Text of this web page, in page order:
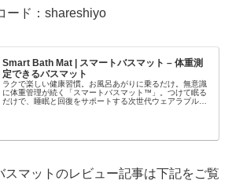
ード：shareshiyo
Smart Bath Mat | スマートバスマット – 体重測
定できるバスマット
ラクで楽しい健康習慣。お風呂あがりに乗るだけ。無意識
に体重管理が続く「スマートバスマット™」。つけて眠る
だけで、睡眠と回復をサポートする次世代ウェアラブル
スマットのレビュー記事は下記をご覧